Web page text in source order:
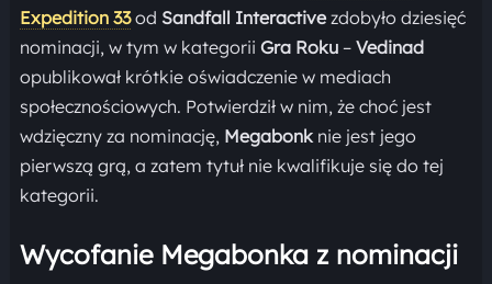
Expedition 33od Sandfall Interactivezdobyło dziesięć
nominacji, w tym w kategorii Gra Roku– Vedinad
opublikował krótkie oświadczenie w mediach
społecznościowych. Potwierdził w nim, że choć jest
wdzięczny za nominację, Megabonknie jest jego
pierwszą grą, a zatem tytuł nie kwalifikuje się do tej
kategorii.
Wycofanie Megabonka z nominacji